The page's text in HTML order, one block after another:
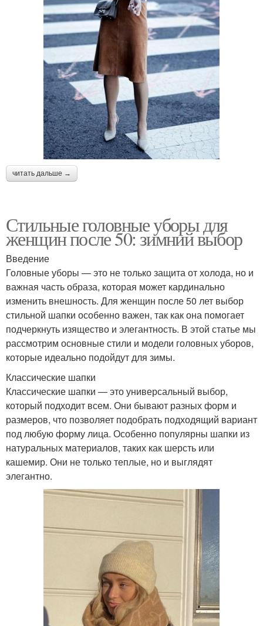
читать дальше →
Стильные головные уборы для
женщин после 50: зимний выбор
Введение
Головные уборы — это не только защита от холода, но и
важная часть образа, которая может кардинально
изменить внешность. Для женщин после 50 лет выбор
стильной шапки особенно важен, так как она помогает
подчеркнуть изящество и элегантность. В этой статье мы
рассмотрим основные стили и модели головных уборов,
которые идеально подойдут для зимы.
Классические шапки
Классические шапки — это универсальный выбор,
который подходит всем. Они бывают разных форм и
размеров, что позволяет подобрать подходящий вариант
под любую форму лица. Особенно популярны шапки из
натуральных материалов, таких как шерсть или
кашемир. Они не только теплые, но и выглядят
элегантно.